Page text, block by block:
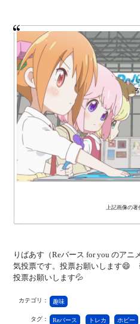
上記画像の著
りばあす（Reバース for you のアニ
気投票です。投票お願いします😄
投票お願いします💦
カテゴリ： 趣味
タグ： Reバース トレカ ホビー